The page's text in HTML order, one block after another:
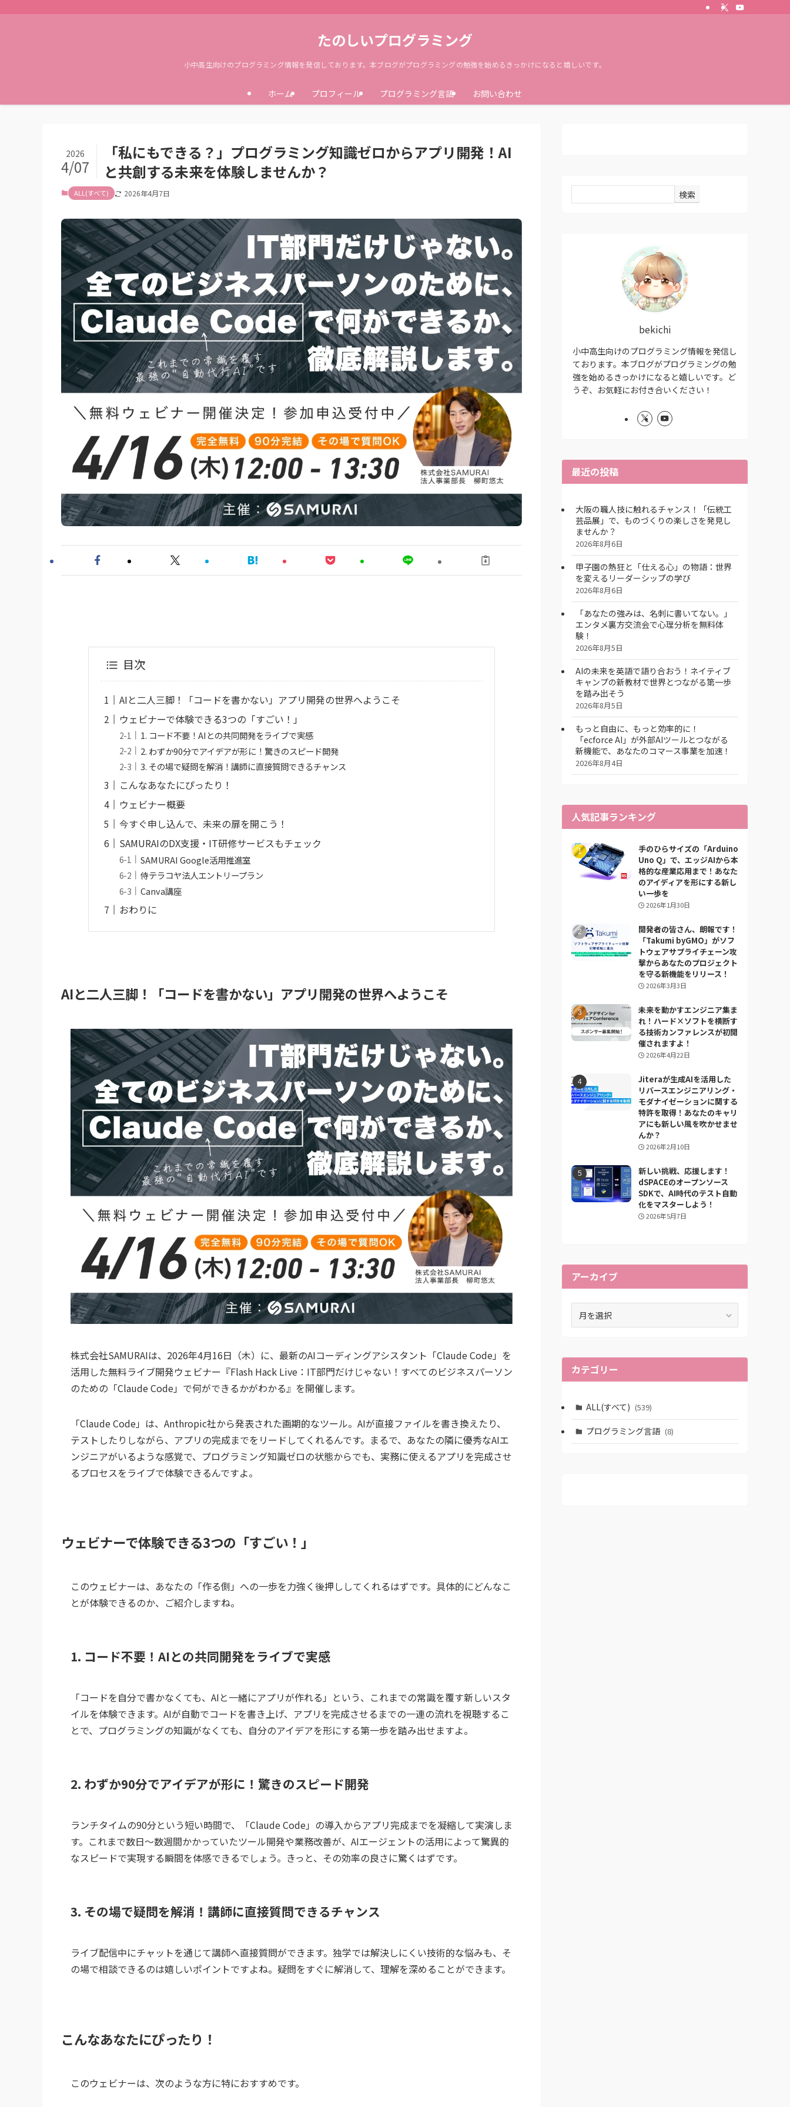
たのしいプログラミング
小中高生向けのプログラミング情報を発信しております。本ブログがプログラミングの勉強を始めるきっかけになると嬉しいです。
ホーム プロフィール プログラミング言語 お問い合わせ
「私にもできる？」プログラミング知識ゼロからアプリ開発！AI
と共創する未来を体験しませんか？
2026
4/07
ALL(すべて) 2026年4月7日
目次
AIと二人三脚！「コードを書かない」アプリ開発の世界へようこそ
ウェビナーで体験できる3つの「すごい！」
1. コード不要！AIとの共同開発をライブで実感
2. わずか90分でアイデアが形に！驚きのスピード開発
3. その場で疑問を解消！講師に直接質問できるチャンス
こんなあなたにぴったり！
ウェビナー概要
今すぐ申し込んで、未来の扉を開こう！
SAMURAIのDX支援・IT研修サービスもチェック
SAMURAI Google活用推進室
侍テラコヤ法人エントリープラン
Canva講座
おわりに
AIと二人三脚！「コードを書かない」アプリ開発の世界へようこそ
株式会社SAMURAIは、2026年4月16日（木）に、最新のAIコーディングアシスタント「Claude Code」を
活用した無料ライブ開発ウェビナー『Flash Hack Live：IT部門だけじゃない！すべてのビジネスパーソン
のための「Claude Code」で何ができるかがわかる』を開催します。
「Claude Code」は、Anthropic社から発表された画期的なツール。AIが直接ファイルを書き換えたり、
テストしたりしながら、アプリの完成までをリードしてくれるんです。まるで、あなたの隣に優秀なAIエ
ンジニアがいるような感覚で、プログラミング知識ゼロの状態からでも、実務に使えるアプリを完成させ
るプロセスをライブで体験できるんですよ。
ウェビナーで体験できる3つの「すごい！」
このウェビナーは、あなたの「作る側」への一歩を力強く後押ししてくれるはずです。具体的にどんなこ
とが体験できるのか、ご紹介しますね。
1. コード不要！AIとの共同開発をライブで実感
「コードを自分で書かなくても、AIと一緒にアプリが作れる」という、これまでの常識を覆す新しいスタ
イルを体験できます。AIが自動でコードを書き上げ、アプリを完成させるまでの一連の流れを視聴するこ
とで、プログラミングの知識がなくても、自分のアイデアを形にする第一歩を踏み出せますよ。
2. わずか90分でアイデアが形に！驚きのスピード開発
ランチタイムの90分という短い時間で、「Claude Code」の導入からアプリ完成までを凝縮して実演しま
す。これまで数日〜数週間かかっていたツール開発や業務改善が、AIエージェントの活用によって驚異的
なスピードで実現する瞬間を体感できるでしょう。きっと、その効率の良さに驚くはずです。
3. その場で疑問を解消！講師に直接質問できるチャンス
ライブ配信中にチャットを通じて講師へ直接質問ができます。独学では解決しにくい技術的な悩みも、そ
の場で相談できるのは嬉しいポイントですよね。疑問をすぐに解消して、理解を深めることができます。
こんなあなたにぴったり！
このウェビナーは、次のような方に特におすすめです。
検索
bekichi
小中高生向けのプログラミング情報を発信し
ております。本ブログがプログラミングの勉
強を始めるきっかけになると嬉しいです。ど
うぞ、お気軽にお付き合いください！
最近の投稿
大阪の職人技に触れるチャンス！「伝統工
芸品展」で、ものづくりの楽しさを発見し
ませんか？
2026年8月6日
甲子園の熱狂と「仕える心」の物語：世界
を変えるリーダーシップの学び
2026年8月6日
「あなたの強みは、名刺に書いてない。」
エンタメ裏方交流会で心理分析を無料体
験！
2026年8月5日
AIの未来を英語で語り合おう！ネイティブ
キャンプの新教材で世界とつながる第一歩
を踏み出そう
2026年8月5日
もっと自由に、もっと効率的に！
「ecforce AI」が外部AIツールとつながる
新機能で、あなたのコマース事業を加速！
2026年8月4日
人気記事ランキング
手のひらサイズの「Arduino
Uno Q」で、エッジAIから本
格的な産業応用まで！あなた
のアイディアを形にする新し
い一歩を
2026年1月30日
開発者の皆さん、朗報です！
「Takumi byGMO」がソフ
トウェアサプライチェーン攻
撃からあなたのプロジェクト
を守る新機能をリリース！
2026年3月3日
未来を動かすエンジニア集ま
れ！ハード×ソフトを横断す
る技術カンファレンスが初開
催されますよ！
2026年4月22日
Jiteraが生成AIを活用した
リバースエンジニアリング・
モダナイゼーションに関する
特許を取得！あなたのキャリ
アにも新しい風を吹かせませ
んか？
2026年2月10日
新しい挑戦、応援します！
dSPACEのオープンソース
SDKで、AI時代のテスト自動
化をマスターしよう！
2026年5月7日
アーカイブ
ブ
カテゴリー
ALL(すべて) (539)
プログラミング言語 (8)